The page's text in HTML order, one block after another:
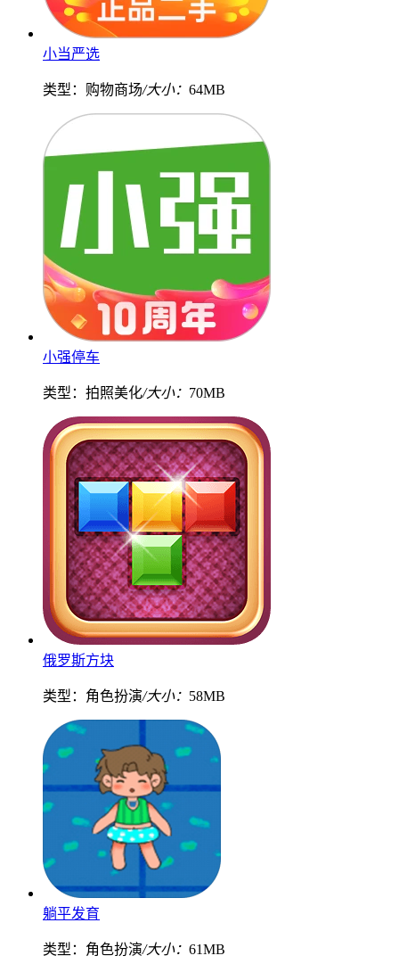
小当严选
类型：购物商场/大小： 64MB
小强停车
类型：拍照美化/大小： 70MB
俄罗斯方块
类型：角色扮演/大小： 58MB
躺平发育
类型：角色扮演/大小： 61MB